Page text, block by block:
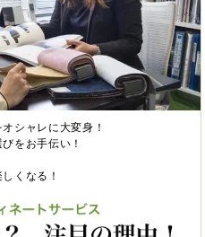
シャレに大変身！
をお手伝い！
くなる！